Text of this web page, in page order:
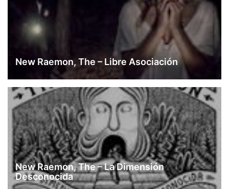
New Raemon, The – Libre Asociación
New Raemon, The – La Dimensión
Desconocida